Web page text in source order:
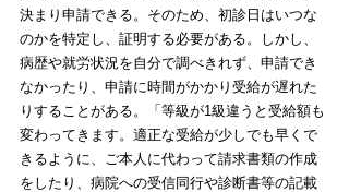
決まり申請できる。そのため、初診日はいつな
のかを特定し、証明する必要がある。しかし、
病歴や就労状況を自分で調べきれず、申請でき
なかったり、申請に時間がかかり受給が遅れた
りすることがある。「等級が1級違うと受給額も
変わってきます。適正な受給が少しでも早くで
きるように、ご本人に代わって請求書類の作成
をしたり、病院への受信同行や診断書等の記載